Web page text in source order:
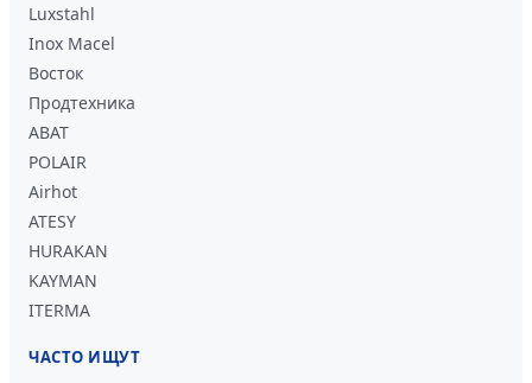
Luxstahl
Inox Macel
Восток
Продтехника
ABAT
POLAIR
Airhot
ATESY
HURAKAN
KAYMAN
ITERMA
ЧАСТО ИЩУТ